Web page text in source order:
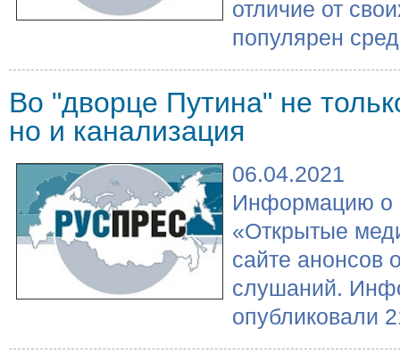
отличие от
популярен
Во "дворце Путина" не
но и канализация
06.04.2021
Информацию о
«Открытые
сайте анонсов
слушаний.
опубликовали